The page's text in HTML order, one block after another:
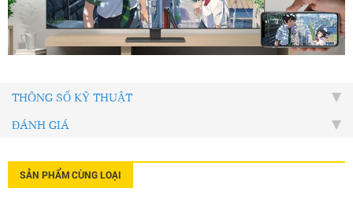
THÔNG SỐ KỸ THUẬT
ĐÁNH GIÁ
SẢN PHẨM CÙNG LOẠI